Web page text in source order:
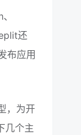
还
布应用
，为开
几个主